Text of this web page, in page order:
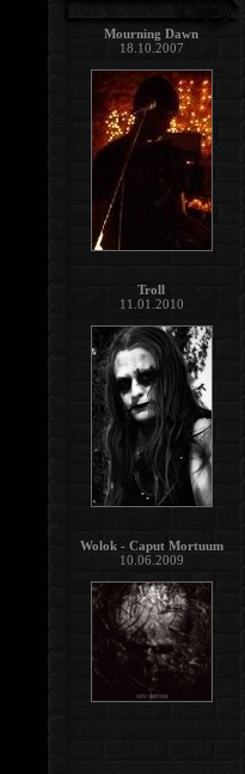
Mourning Dawn
18.10.2007
Troll
11.01.2010
Wolok - Caput Mortuum
10.06.2009